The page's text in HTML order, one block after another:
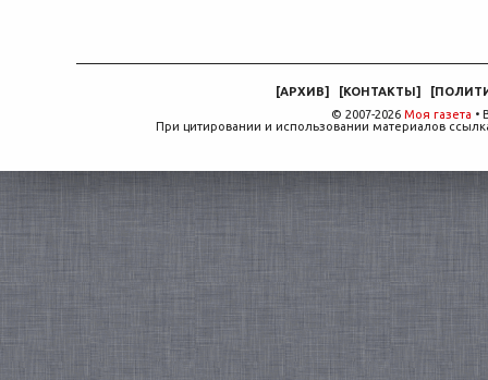
[АРХИВ] [КОНТАКТЫ] [
© 2007-2026 Моя газета •
При цитировании и использовании материалов